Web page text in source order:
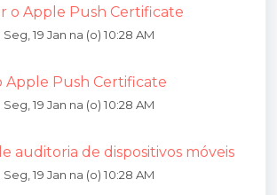
o Apple Push Certificate
19 Jan na (o) 10:28 AM
Apple Push Certificate
19 Jan na (o) 10:28 AM
auditoria de dispositivos móveis
19 Jan na (o) 10:28 AM